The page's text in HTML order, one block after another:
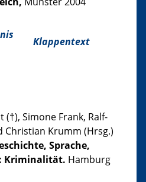
Klappentext
(†), Simone Frank, Ralf-
Christian Krumm (Hrsg.)
Sprache,
Kriminalität. Hamburg